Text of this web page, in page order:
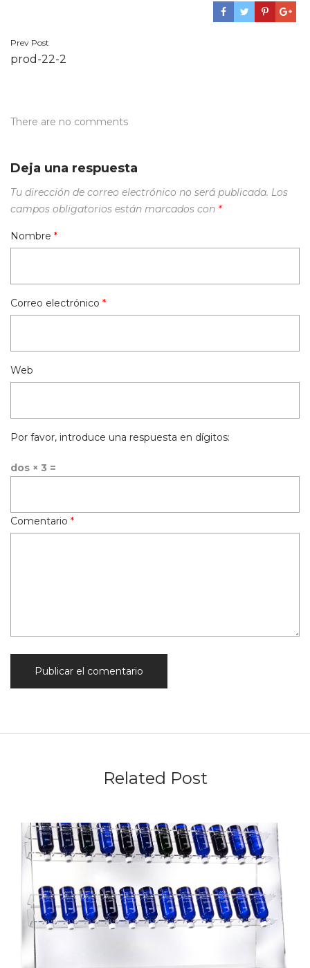
Navegación
de
Prev Post
prod-22-2
There are no comments
Deja una respuesta
Tu dirección de correo electrónico no será publicada. Los
campos obligatorios están marcados con *
Nombre *
Correo electrónico *
Web
Por favor, introduce una respuesta en dígitos:
dos × 3 =
Comentario *
Related Post